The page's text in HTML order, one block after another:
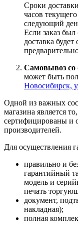
Сроки
часов
следующий
Если заказ
доставка
Самовывоз со
может быть
Новосибирск,
Одной из важных
магазина является
сертифицированы и
производителей.
Для осуществления
правильно и
гарантийный
модель и
печать
документ,
накладная);
полная